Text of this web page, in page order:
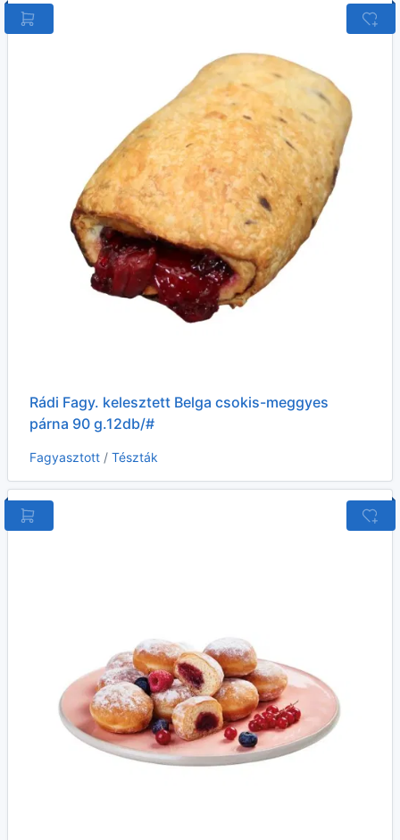
Rádi Fagy. kelesztett Belga csokis-meggyes
párna 90 g.12db/#
Fagyasztott / Tészták